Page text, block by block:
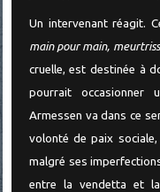
Un intervenant réagit.
main pour main,
cruelle, est destinée à
pourrait occasionner
Armessen va dans ce
volonté de paix
malgré ses
entre la vendetta et la